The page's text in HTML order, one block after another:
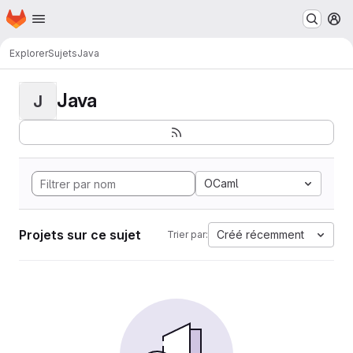
Passer au contenu principal
Page d'accueil
ExplorerSujetsJava
J Java
OCaml
Projets sur ce sujet Trier par: Créé récemment